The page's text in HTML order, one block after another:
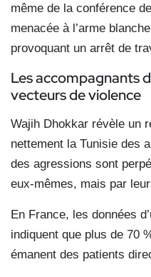
même de la conférence
menacée à l’arme
provoquant un arrêt de
Les accompagnants
vecteurs de violence
Wajih Dhokkar révèle un
nettement la Tunisie des
des agressions sont
eux-mêmes, mais par
En France, les données
indiquent que plus de 70
émanent des patients